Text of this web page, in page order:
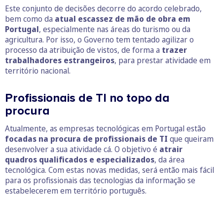
Este conjunto de decisões decorre do acordo celebrado,
bem como da atual escassez de mão de obra em
Portugal, especialmente nas áreas do turismo ou da
agricultura. Por isso, o Governo tem tentado agilizar o
processo da atribuição de vistos, de forma a trazer
trabalhadores estrangeiros, para prestar atividade em
território nacional.
Profissionais de TI no topo da
procura
Atualmente, as empresas tecnológicas em Portugal estão
focadas na procura de profissionais de TI que queiram
desenvolver a sua atividade cá. O objetivo é atrair
quadros qualificados e especializados, da área
tecnológica. Com estas novas medidas, será então mais fácil
para os profissionais das tecnologias da informação se
estabelecerem em território português.